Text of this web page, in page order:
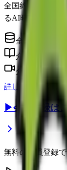
全国約22万件の
るAI時代の介護
全国の介護事
介護に役立つ
介護のプロに
詳しく見る
▶会員登録は
無料の会員登録